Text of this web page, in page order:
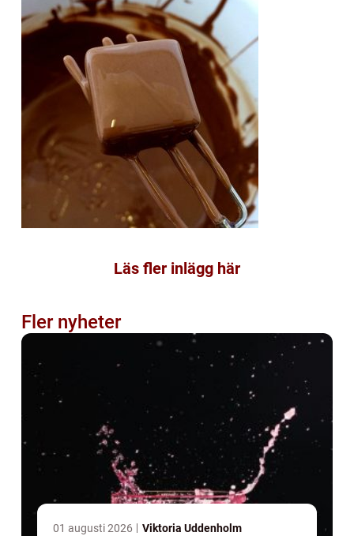
Läs fler inlägg här
Fler nyheter
01 augusti 2026 Viktoria Uddenholm